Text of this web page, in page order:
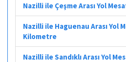
Nazilli ile Çeşme Arası Yol
Nazilli ile Haguenau Arası Yol
Kilometre
Nazilli ile Sandıklı Arası Yol